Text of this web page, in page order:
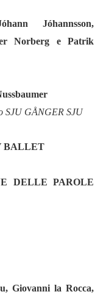
Jóhannsson,
Norberg e Patrik
SJU GÅNGER SJU
BALLET
DELLE PAROLE
Giovanni la Rocca,